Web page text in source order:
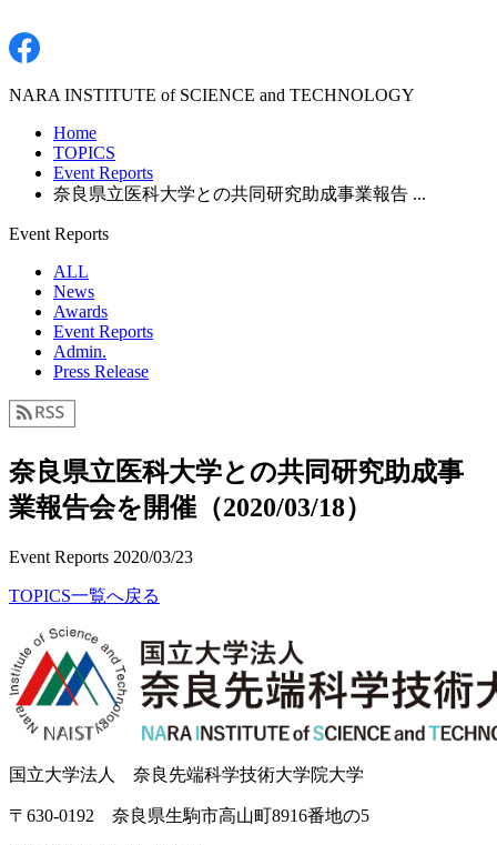
NARA INSTITUTE of SCIENCE and TECHNOLOGY
Home
TOPICS
Event Reports
奈良県立医科大学との共同研究助成事業報告 ...
Event Reports
ALL
News
Awards
Event Reports
Admin.
Press Release
奈良県立医科大学との共同研究助成事
業報告会を開催（2020/03/18）
Event Reports 2020/03/23
TOPICS一覧へ戻る
国立大学法人 奈良先端科学技術大学院大学
〒630-0192 奈良県生駒市高山町8916番地の5